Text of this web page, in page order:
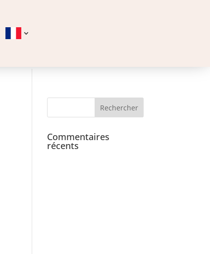
Commentaires
récents